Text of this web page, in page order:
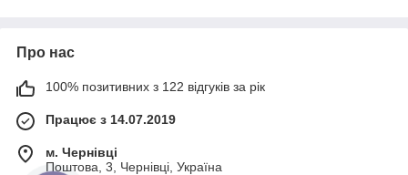
Про нас
100% позитивних з 122 відгуків за рік
Працює з 14.07.2019
м. Чернівці
Поштова, 3, Чернівці, Україна